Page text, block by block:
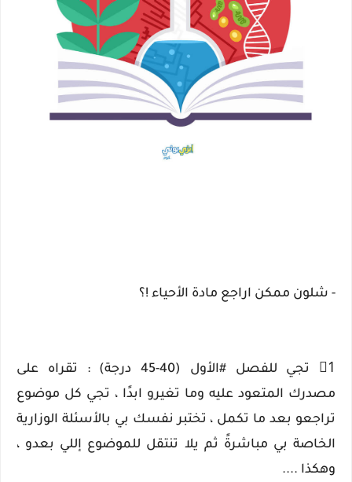
- شلون ممكن اراجع مادة الأحياء !؟
1⃣ تجي للفصل #الأول (40-45 درجة) : تقراه على
مصدرك المتعود عليه وما تغيرو ابدًا ، تجي كل موضوع
تراجعو بعد ما تكمل ، تختبر نفسك بي بالأسئلة الوزارية
الخاصة بي مباشرةً ثم يلا تنتقل للموضوع إللي بعدو ،
وهكذا ....